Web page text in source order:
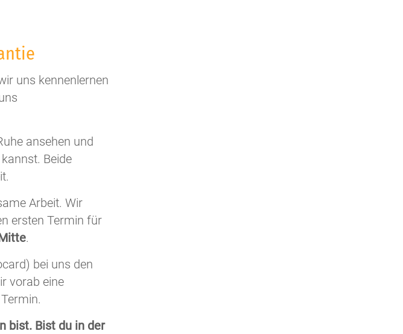
uns kennenlernen
ansehen und
Beide
Arbeit. Wir
ersten Termin für
.
bei uns den
vorab eine
bist. Bist du in der